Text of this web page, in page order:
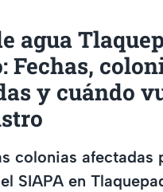
agua
Fechas,
y cuándo
colonias afectadas
SIAPA en